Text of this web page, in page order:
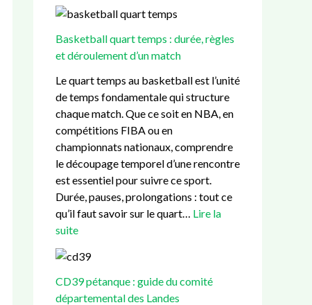
?
x
u
B
a
r
ç
a
n
u
p
o
s
t
e
Basketball quart temps : durée, règles
et déroulement d’un match
Le quart temps au basketball est l’unité
de temps fondamentale qui structure
chaque match. Que ce soit en NBA, en
compétitions FIBA ou en
championnats nationaux, comprendre
le découpage temporel d’une rencontre
est essentiel pour suivre ce sport.
Durée, pauses, prolongations : tout ce
qu’il faut savoir sur le quart… Lire la
suite
d
u
n
m
a
t
c
h
CD39 pétanque : guide du comité
départemental des Landes
e